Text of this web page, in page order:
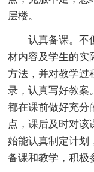
层楼。
认真备课。不
材内容及学生的实
方法，并对教学过
录，认真写好教案
都在课前做好充分
点，课后及时对该
始能认真制定计划
备课和教学，积极